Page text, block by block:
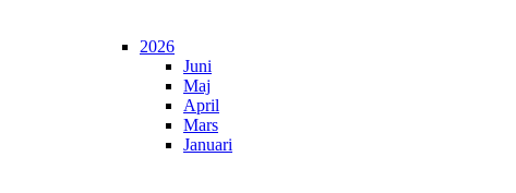
2026
Juni
Maj
April
Mars
Januari